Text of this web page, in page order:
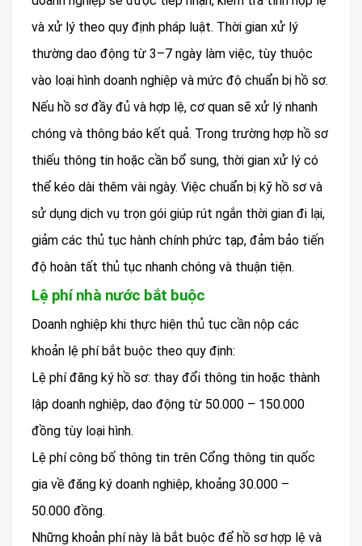
và xử lý theo quy định pháp luật. Thời gian xử lý
thường dao động từ 3–7 ngày làm việc, tùy thuộc
vào loại hình doanh nghiệp và mức độ chuẩn bị hồ sơ.
Nếu hồ sơ đầy đủ và hợp lệ, cơ quan sẽ xử lý nhanh
chóng và thông báo kết quả. Trong trường hợp hồ sơ
thiếu thông tin hoặc cần bổ sung, thời gian xử lý có
thể kéo dài thêm vài ngày. Việc chuẩn bị kỹ hồ sơ và
sử dụng dịch vụ trọn gói giúp rút ngắn thời gian đi lại,
giảm các thủ tục hành chính phức tạp, đảm bảo tiến
độ hoàn tất thủ tục nhanh chóng và thuận tiện.
Lệ phí nhà nước bắt buộc
Doanh nghiệp khi thực hiện thủ tục cần nộp các
khoản lệ phí bắt buộc theo quy định:
Lệ phí đăng ký hồ sơ: thay đổi thông tin hoặc thành
lập doanh nghiệp, dao động từ 50.000 – 150.000
đồng tùy loại hình.
Lệ phí công bố thông tin trên Cổng thông tin quốc
gia về đăng ký doanh nghiệp, khoảng 30.000 –
50.000 đồng.
Những khoản phí này là bắt buộc để hồ sơ hợp lệ và